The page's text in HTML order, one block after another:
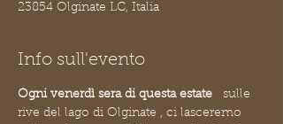
23854 Olginate LC, Italia
Info sull'evento
Ogni venerdì sera di questa estate sulle
rive del lago di Olginate , ci lasceremo